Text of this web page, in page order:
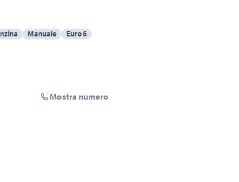
Manuale Euro 6
Mostra numero